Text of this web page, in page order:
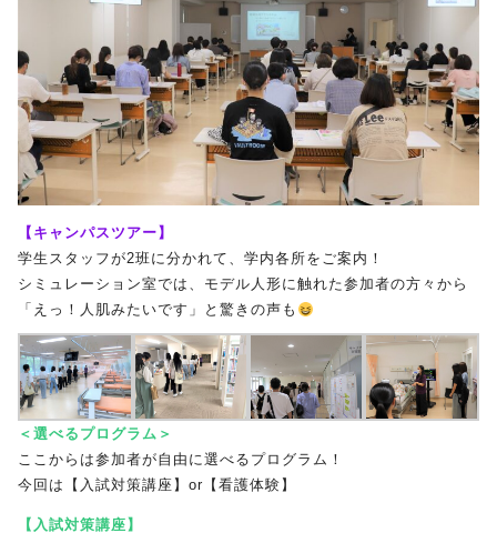
【キャンパスツアー】
学生スタッフが2班に分かれて、学内各所をご案内！
シミュレーション室では、モデル人形に触れた参加者の方々から
「えっ！人肌みたいです」と驚きの声も
＜選べるプログラム＞
ここからは参加者が自由に選べるプログラム！
今回は【入試対策講座】 or 【看護体験】
【入試対策講座】